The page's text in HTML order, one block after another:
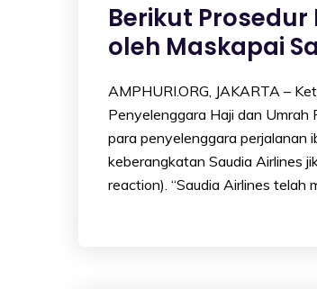
Berikut
oleh Maskapai
AMPHURI.ORG, JAKARTA –
Penyelenggara Haji dan Umrah
para penyelenggara perjalanan
keberangkatan Saudia Airlines
reaction). “Saudia Airlines telah